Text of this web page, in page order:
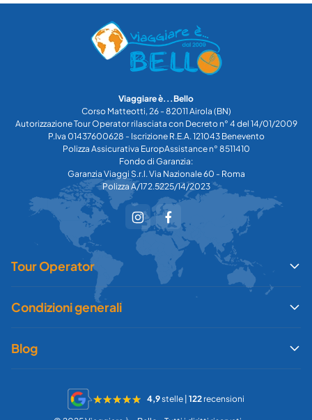
Viaggiare è...Bello
Corso Matteotti, 26 - 82011 Airola (BN)
Autorizzazione Tour Operator rilasciata con Decreto n° 4 del 14/01/2009
P.Iva 01437600628 - Iscrizione R.E.A. 121043 Benevento
Polizza Assicurativa EuropAssistance n° 8511410
Fondo di Garanzia:
Garanzia Viaggi S.r.l. Via Nazionale 60 - Roma
Polizza A/172.5225/14/2023
Tour Operator
Condizioni generali
Blog
4,9stelle | 122 recensioni